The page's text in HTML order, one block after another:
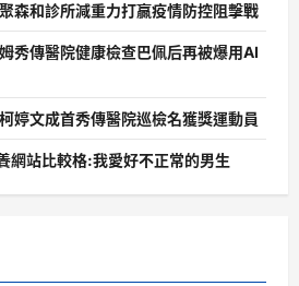
森和診所減重力打贏疫情防控阻擊戰
秀傳醫院健康檢查巴佩后再被爆用AI
婷文成首秀傳醫院巡檢名獲獎運動員
網站比較格:我愛好不正常的男生